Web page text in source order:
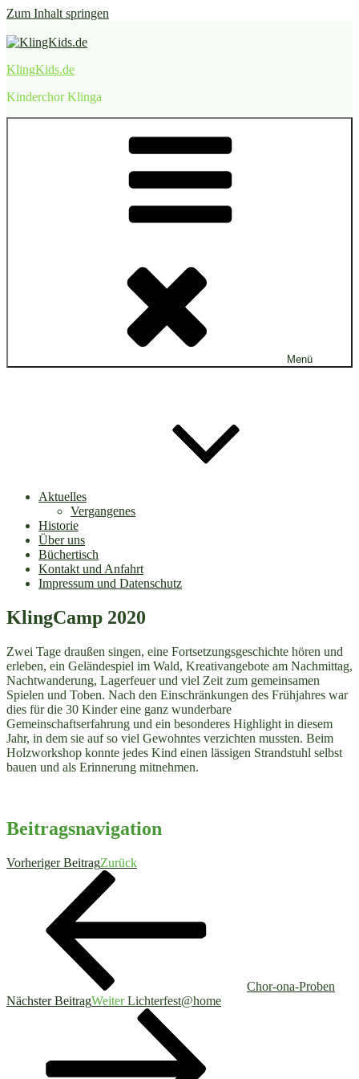
Zum Inhalt springen
KlingKids.de
Kinderchor Klinga
Menü
Aktuelles
Vergangenes
Historie
Über uns
Büchertisch
Kontakt und Anfahrt
Impressum und Datenschutz
KlingCamp 2020
Zwei Tage draußen singen, eine Fortsetzungsgeschichte hören und
erleben, ein Geländespiel im Wald, Kreativangebote am Nachmittag,
Nachtwanderung, Lagerfeuer und viel Zeit zum gemeinsamen
Spielen und Toben. Nach den Einschränkungen des Frühjahres war
dies für die 30 Kinder eine ganz wunderbare
Gemeinschaftserfahrung und ein besonderes Highlight in diesem
Jahr, in dem sie auf so viel Gewohntes verzichten mussten. Beim
Holzworkshop konnte jedes Kind einen lässigen Strandstuhl selbst
bauen und als Erinnerung mitnehmen.
Beitragsnavigation
Vorheriger BeitragZurück
Chor-ona-Proben
Nächster BeitragWeiter Lichterfest@home